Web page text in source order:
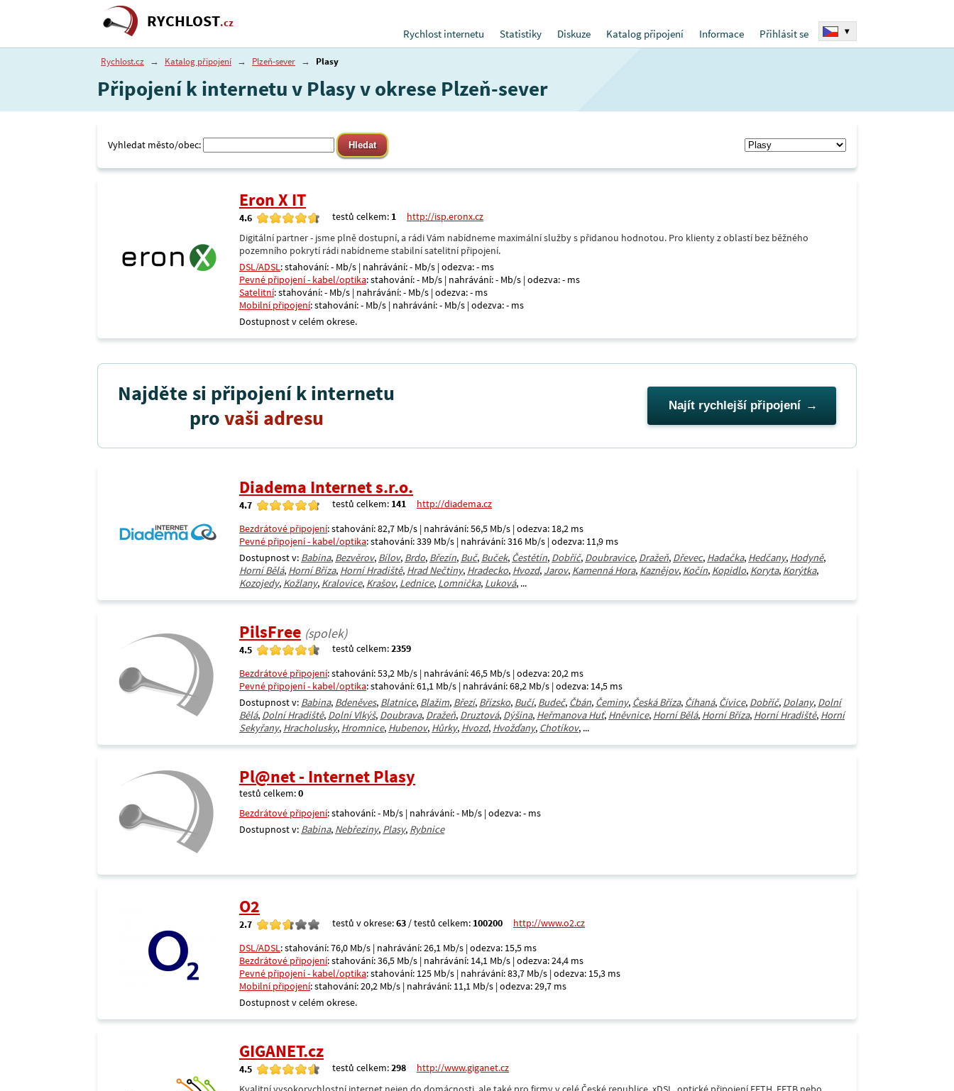
RYCHLOST.cz
Rychlost internetu
Statistiky Diskuze Katalog připojení Informace Přihlásit se ▾
Rychlost.cz → Katalog připojení → Plzeň-sever → Plasy
Připojení k internetu v Plasy v okrese Plzeň-sever
Vyhledat město/obec:
Eron X IT
4.6 testů celkem: 1
http://isp.eronx.cz
Digitální partner - jsme plně dostupní, a rádi Vám nabídneme maximální služby s přidanou hodnotou. Pro klienty z oblastí bez běžného
pozemního pokrytí rádi nabídneme stabilní satelitní připojení.
DSL/ADSL: stahování: - Mb/s | nahrávání: - Mb/s | odezva: - ms
Pevné připojení - kabel/optika: stahování: - Mb/s | nahrávání: - Mb/s | odezva: - ms
Satelitní: stahování: - Mb/s | nahrávání: - Mb/s | odezva: - ms
Mobilní připojení: stahování: - Mb/s | nahrávání: - Mb/s | odezva: - ms
Dostupnost v celém okrese.
Najděte si připojení k internetu
provaši adresu Najít rychlejší připojení
Diadema Internet s.r.o.
4.7 testů celkem: 141
http://diadema.cz
Bezdrátové připojení: stahování: 82,7 Mb/s | nahrávání: 56,5 Mb/s | odezva: 18,2 ms
Pevné připojení - kabel/optika: stahování: 339 Mb/s | nahrávání: 316 Mb/s | odezva: 11,9 ms
Dostupnost v: Babina, Bezvěrov, Bílov, Brdo, Březín, Buč, Buček, Čestětín, Dobříč, Doubravice, Dražeň, Dřevec, Hadačka, Hedčany, Hodyně,
Horní Bělá, Horní Bříza, Horní Hradiště, Hrad Nečtiny, Hradecko, Hvozd, Jarov, Kamenná Hora, Kaznějov, Kočín, Kopidlo, Koryta, Korýtka,
Kozojedy, Kožlany, Kralovice, Krašov, Lednice, Lomnička, Luková, ...
PilsFree (spolek)
4.5 testů celkem:2359
Bezdrátové připojení: stahování: 53,2 Mb/s | nahrávání: 46,5 Mb/s | odezva: 20,2 ms
Pevné připojení - kabel/optika: stahování: 61,1 Mb/s | nahrávání: 68,2 Mb/s | odezva: 14,5 ms
Dostupnost v: Babina, Bdeněves, Blatnice, Blažim, Březí, Břízsko, Bučí, Budeč, Čbán, Čeminy, Česká Bříza, Číhaná, Čívice, Dobříč, Dolany, Dolní
Bělá, Dolní Hradiště, Dolní Vlkýš, Doubrava, Dražeň, Druztová, Dýšina, Heřmanova Huť, Hněvnice, Horní Bělá, Horní Bříza, Horní Hradiště, Horní
Sekyřany, Hracholusky, Hromnice, Hubenov, Hůrky, Hvozd, Hvožďany, Chotíkov, ...
Pl@net - Internet Plasy
testů celkem:0
Bezdrátové připojení: stahování: - Mb/s | nahrávání: - Mb/s | odezva: - ms
Dostupnost v: Babina, Nebřeziny, Plasy, Rybnice
O2
2.7 testů v okrese:63 / testů celkem: 100200
http://www.o2.cz
DSL/ADSL: stahování: 76,0 Mb/s | nahrávání: 26,1 Mb/s | odezva: 15,5 ms
Bezdrátové připojení: stahování: 36,5 Mb/s | nahrávání: 14,1 Mb/s | odezva: 24,4 ms
Pevné připojení - kabel/optika: stahování: 125 Mb/s | nahrávání: 83,7 Mb/s | odezva: 15,3 ms
Mobilní připojení: stahování: 20,2 Mb/s | nahrávání: 11,1 Mb/s | odezva: 29,7 ms
Dostupnost v celém okrese.
GIGANET.cz
4.5 testů celkem:298
http://www.giganet.cz